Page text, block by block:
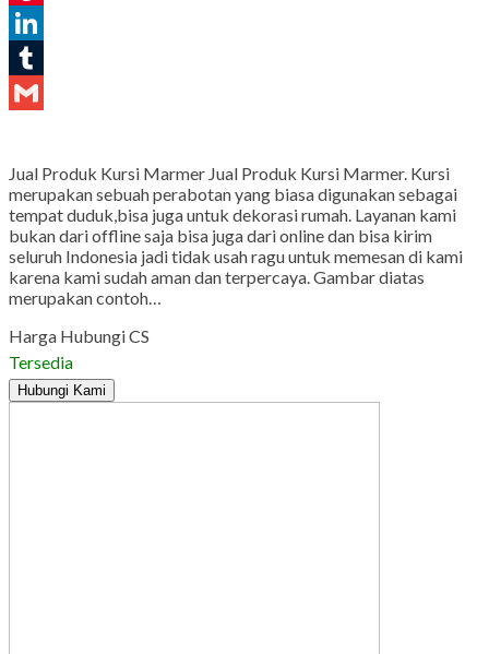
Pinterest
LinkedIn
Tumblr
Jual Produk Kursi Marmer Jual Produk Kursi Marmer. Kursi
merupakan sebuah perabotan yang biasa digunakan sebagai
tempat duduk,bisa juga untuk dekorasi rumah. Layanan kami
bukan dari offline saja bisa juga dari online dan bisa kirim
seluruh Indonesia jadi tidak usah ragu untuk memesan di kami
karena kami sudah aman dan terpercaya. Gambar diatas
merupakan contoh…
Harga Hubungi CS
Tersedia
Hubungi Kami